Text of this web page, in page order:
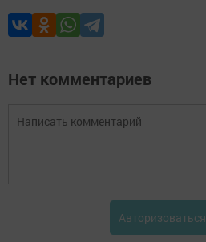
Нет комментариев
Авторизоваться